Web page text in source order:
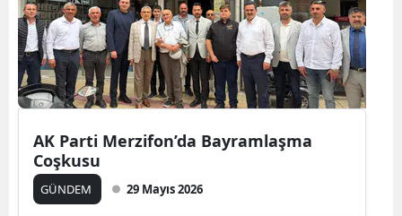
AK Parti Merzifon’da Bayramlaşma
Coşkusu
GÜNDEM 29 Mayıs 2026